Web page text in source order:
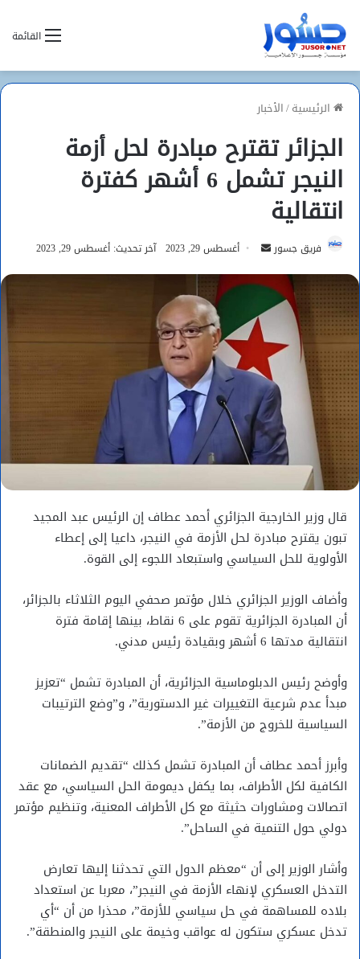
القائمة
الرئيسية/الأخبار
الجزائر تقترح مبادرة لحل أزمة
النيجر تشمل 6 أشهر كفترة
انتقالية
فريق جسور
أرسل
إلكترونيا
أغسطس 29, 2023 آخر تحديث: أغسطس 29, 2023
قال وزير الخارجية الجزائري أحمد عطاف إن الرئيس عبد المجيد
تبون يقترح مبادرة لحل الأزمة في النيجر، داعيا إلى إعطاء
الأولوية للحل السياسي واستبعاد اللجوء إلى القوة.
وأضاف الوزير الجزائري خلال مؤتمر صحفي اليوم الثلاثاء بالجزائر،
أن المبادرة الجزائرية تقوم على 6 نقاط، بينها إقامة فترة
انتقالية مدتها 6 أشهر وبقيادة رئيس مدني.
وأوضح رئيس الدبلوماسية الجزائرية، أن المبادرة تشمل “تعزيز
مبدأ عدم شرعية التغييرات غير الدستورية”، و”وضع الترتيبات
السياسية للخروج من الأزمة”.
وأبرز أحمد عطاف أن المبادرة تشمل كذلك “تقديم الضمانات
الكافية لكل الأطراف، بما يكفل ديمومة الحل السياسي، مع عقد
اتصالات ومشاورات حثيثة مع كل الأطراف المعنية، وتنظيم مؤتمر
دولي حول التنمية في الساحل”.
وأشار الوزير إلى أن “معظم الدول التي تحدثنا إليها تعارض
التدخل العسكري لإنهاء الأزمة في النيجر”، معربا عن استعداد
بلاده للمساهمة في حل سياسي للأزمة”، محذرا من أن “أي
تدخل عسكري ستكون له عواقب وخيمة على النيجر والمنطقة”.